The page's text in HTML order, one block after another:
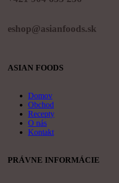
eshop@asianfoods.sk
ASIAN FOODS
Domov
Obchod
Recepty
O nás
Kontakt
PRÁVNE INFORMÁCIE